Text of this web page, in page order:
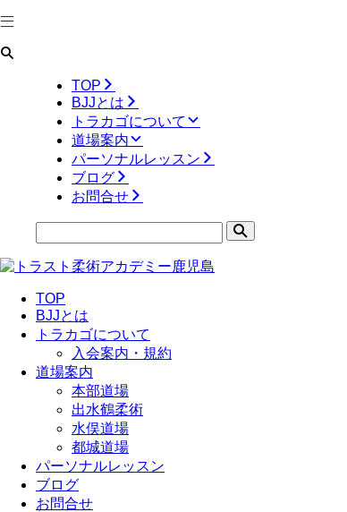
TOP
BJJとは
トラカゴについて
道場案内
パーソナルレッスン
ブログ
お問合せ
TOP
BJJとは
トラカゴについて
入会案内・規約
道場案内
本部道場
出水鶴柔術
水俣道場
都城道場
パーソナルレッスン
ブログ
お問合せ